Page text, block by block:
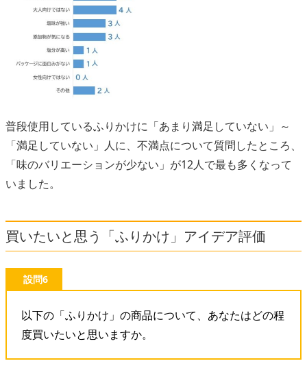
普段使用しているふりかけに「あまり満足していない」～
「満足していない」人に、不満点について質問したところ、
「味のバリエーションが少ない」が12人で最も多くなって
いました。
買いたいと思う「ふりかけ」アイデア評価
設問6
以下の「ふりかけ」の商品について、あなたはどの程
度買いたいと思いますか。